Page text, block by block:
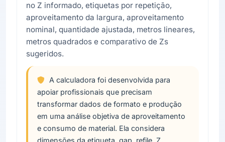
no Z informado, etiquetas por repetição,
aproveitamento da largura, aproveitamento
nominal, quantidade ajustada, metros lineares,
metros quadrados e comparativo de Zs
sugeridos.
A calculadora foi desenvolvida para
apoiar profissionais que precisam
transformar dados de formato e produção
em uma análise objetiva de aproveitamento
e consumo de material. Ela considera